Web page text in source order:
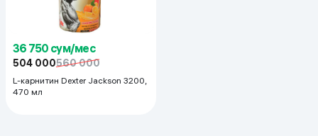
36 750 сум/мес
504 000560 000
L-карнитин Dexter Jackson 3200,
470 мл